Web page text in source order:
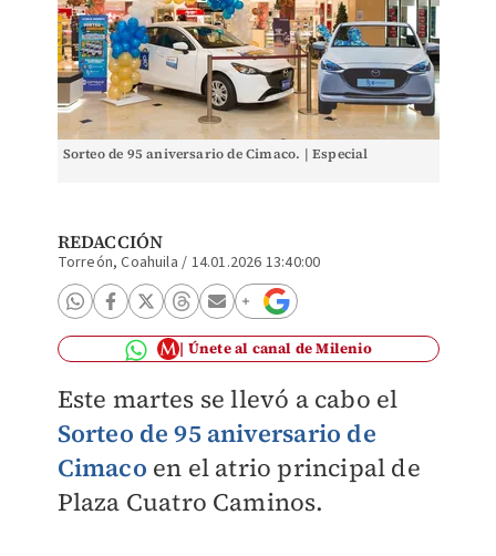
Sorteo de 95 aniversario de Cimaco. | Especial
REDACCIÓN
Torreón, Coahuila / 14.01.2026 13:40:00
Únete al canal de Milenio
Este martes se llevó a cabo el
Sorteo de 95 aniversario de
Cimaco en el atrio principal de
Plaza Cuatro Caminos.